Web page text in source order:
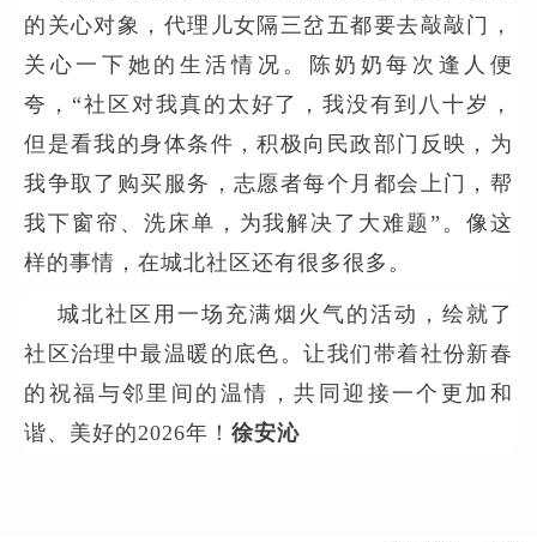
的关心对象，代理儿女隔三岔五都要去敲敲门，
关心一下她的生活情况。陈奶奶每次逢人便
夸， “社区对我真的太好了，我没有到八十岁，
但是看我的身体条件，积极向民政部门反映，为
我争取了购买服务，志愿者每个月都会上门，帮
我下窗帘、洗床单，为我解决了大难题” 。像这
样的事情，在城北社区还有很多很多。
城北社区用一场充满烟火气的活动，绘就了
社区治理中最温暖的底色。让我们带着社份新春
的祝福与邻里间的温情，共同迎接一个更加和
谐、美好的2026年！徐安沁